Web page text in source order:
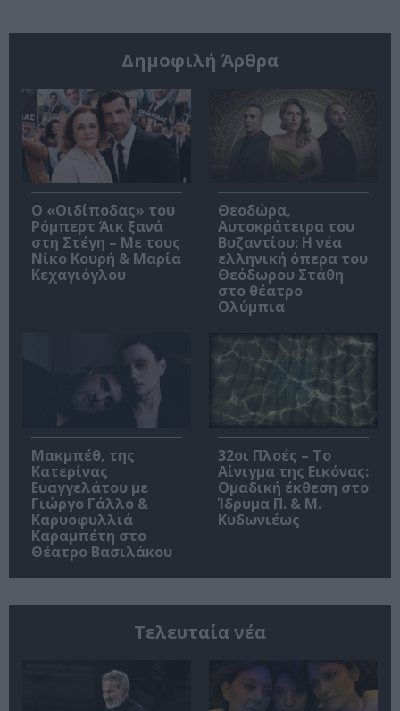
Δημοφιλή Άρθρα
O «Οιδίποδας» του
Ρόμπερτ Άικ ξανά
στη Στέγη – Με τους
Νίκο Κουρή & Μαρία
Κεχαγιόγλου
Θεοδώρα,
Αυτοκράτειρα του
Βυζαντίου: Η νέα
ελληνική όπερα του
Θεόδωρου Στάθη
στο θέατρο
Ολύμπια
Μακμπέθ, της
Κατερίνας
Ευαγγελάτου με
Γιώργο Γάλλο &
Καρυοφυλλιά
Καραμπέτη στο
Θέατρο Βασιλάκου
32οι Πλοές – Το
Αίνιγμα της Εικόνας:
Ομαδική έκθεση στο
Ίδρυμα Π. & Μ.
Κυδωνιέως
Τελευταία νέα